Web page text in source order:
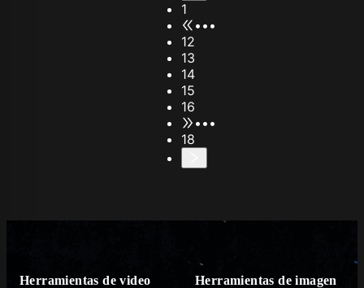
1
•••
12
13
14
15
16
•••
18
Herramientas de video Herramientas de imagen